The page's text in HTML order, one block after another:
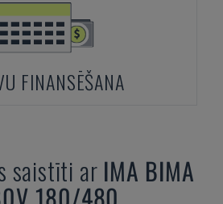
FINANSĒŠANA
saistīti ar IMA BIMA